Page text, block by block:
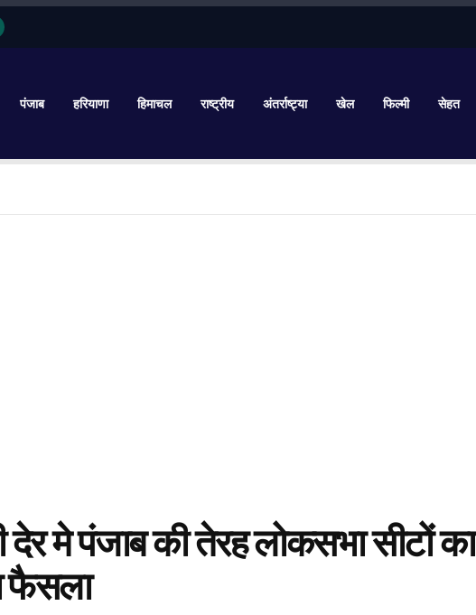
पंजाब हरियाणा हिमाचल राष्ट्रीय अंतर्राष्ट्या खेल फिल्मी सेहत
मे पंजाब की तेरह लोकसभा सीटों का
फैसला